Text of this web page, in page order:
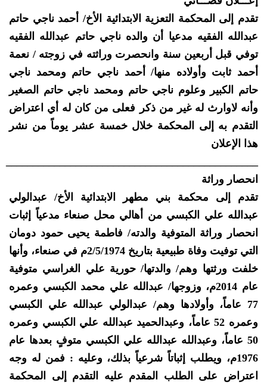
تقدم إلى المحكمة التعزية الابتدائية الأخ/ أحمد ناجي حاتم
عبدالله الفقيه مدعيا أن والده ناجي حاتم عبدالله الفقيه
توفي قبل أربعين سنة وانحصرت وراثته في زوجته / نعمة
أحمد ثابت وأولاده منها/ أحمد ناجي حاتم ومحمد ناجي
حاتم الكبير وعلوم ناجي حاتم ومحمد ناجي حاتم الصغير
وأنه لاوارث له غير من ذكر فعلى من كان له أي اعتراض
التقدم به إلى المحكمة خلال خمسة عشر يوماً من نشر
هذا الإعلان
انحصار وراثة
تقدم إلى محكمة بني مطهر الابتدائية الأخ/ عبدالولي
عبدالله علي الكبسي من أهالي محل صنعاء مدعياً إثبات
انحصار وراثة المتوفية والدته/ فاطمة يحيى حمود دومان
التي توفيت وفاة طبيعية بتاريخ 2/5/1974م في صنعاء، وأنها
خلفت ورثتها وهم/ والدتها/ حورية علي الغراسي متوفية
عام 2014م، وزوجها/ عبدالله علي محمد الكبسي وعمره
77 عاماً، وأولادها وهم/ عبدالولي عبدالله علي الكبسي
وعمره 52 عاماً، وعبدالحميد عبدالله علي الكبسي وعمره
50 عاماً، وعبدالله عبدالله علي الكبسي متوفٍ بعدها عام
1976م، ويطلب إثباتاً شرعياً بذلك، وعليه : فمن له وجه
اعتراض على الطلب المقدم عليه التقدم إلى المحكمة